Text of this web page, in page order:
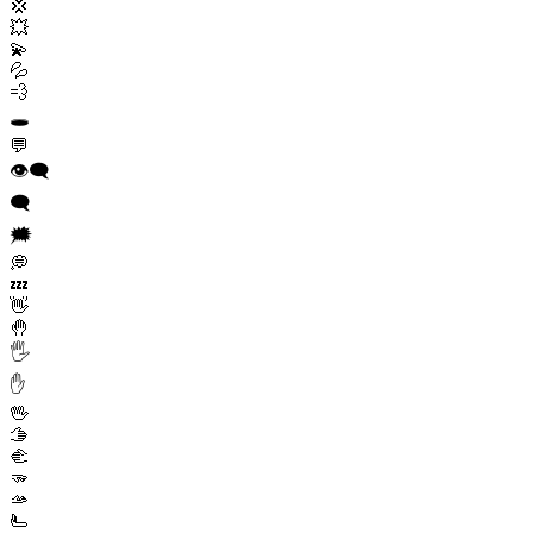
💢
💥
💫
💦
💨
🕳️
💬
👁️‍🗨️
🗨️
🗯️
💭
💤
👋
🤚
🖐️
✋
🖖
🫱
🫲
🫳
🫴
🫷